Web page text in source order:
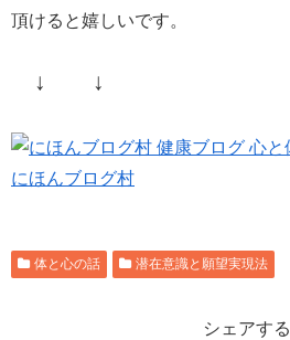
頂けると嬉しいです。
↓ ↓
にほんブログ村
体と心の話 潜在意識と願望実現法
シェアする